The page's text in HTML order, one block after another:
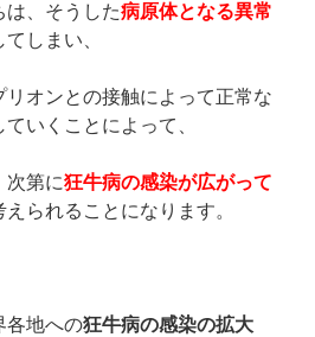
、そうした病原体となる異常
てしまい、
リオンとの接触によって正常な
ていくことによって、
次第に狂牛病の感染が広がって
られることになります。
各地への狂牛病の感染の拡大